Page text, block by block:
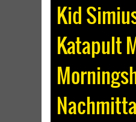
Kid
Katapult